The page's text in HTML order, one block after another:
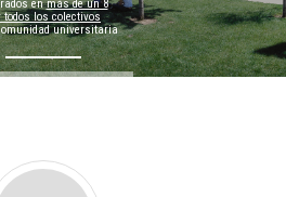
enmás de un 8
todos los colectivos
universitaria